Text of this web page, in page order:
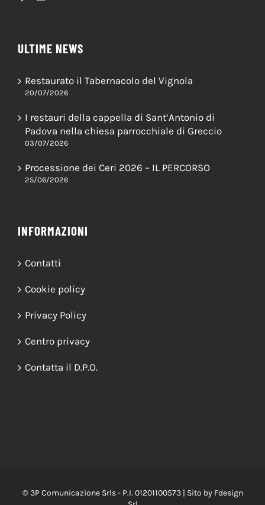
ULTIME NEWS
Restaurato il Tabernacolo del Vignola
20/07/2026
I restauri della cappella di Sant’Antonio di
Padova nella chiesa parrocchiale di Greccio
03/07/2026
Processione dei Ceri 2026 – IL PERCORSO
25/06/2026
INFORMAZIONI
Contatti
Cookie policy
Privacy Policy
Centro privacy
Contatta il D.P.O.
© 3P Comunicazione Srls - P.I. 01201100573 | Sito by Fdesign